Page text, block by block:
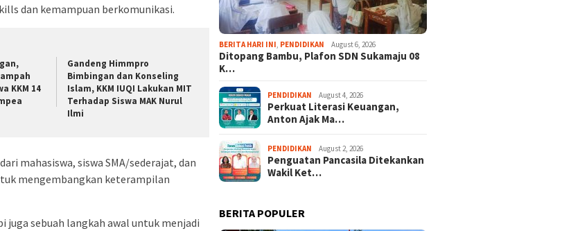
dan kemampuan berkomunikasi.
KKM 14
Gandeng Himmpro
Bimbingan dan Konseling
Islam, KKM IUQI Lakukan MIT
Terhadap Siswa MAK Nurul
Ilmi
mahasiswa, siswa SMA/sederajat, dan
mengembangkan keterampilan
juga sebuah langkah awal untuk menjadi
BERITA HARI INI PENDIDIKAN August 6, 2026
Ditopang Bambu, Plafon SDN Sukamaju 08
K…
PENDIDIKAN August 4, 2026
Perkuat Literasi Keuangan,
Anton Ajak Ma…
PENDIDIKAN August 2, 2026
Penguatan Pancasila Ditekankan
Wakil Ket…
BERITA POPULER